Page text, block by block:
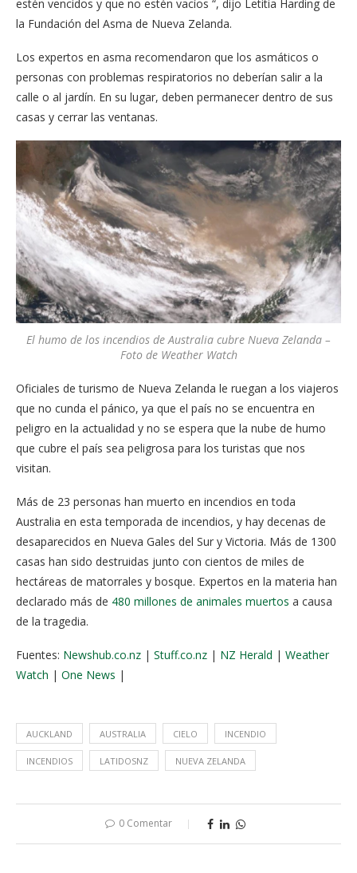
estén vencidos y que no estén vacíos “, dijo Letitia Harding de
la Fundación del Asma de Nueva Zelanda.
Los expertos en asma recomendaron que los asmáticos o
personas con problemas respiratorios no deberían salir a la
calle o al jardín. En su lugar, deben permanecer dentro de sus
casas y cerrar las ventanas.
El humo de los incendios de Australia cubre Nueva Zelanda –
Foto de Weather Watch
Oficiales de turismo de Nueva Zelanda le ruegan a los viajeros
que no cunda el pánico, ya que el país no se encuentra en
peligro en la actualidad y no se espera que la nube de humo
que cubre el país sea peligrosa para los turistas que nos
visitan.
Más de 23 personas han muerto en incendios en toda
Australia en esta temporada de incendios, y hay decenas de
desaparecidos en Nueva Gales del Sur y Victoria. Más de 1300
casas han sido destruidas junto con cientos de miles de
hectáreas de matorrales y bosque. Expertos en la materia han
declarado más de 480 millones de animales muertos a causa
de la tragedia.
Fuentes: Newshub.co.nz | Stuff.co.nz | NZ Herald | Weather
Watch | One News |
AUCKLAND AUSTRALIA CIELO INCENDIO
INCENDIOS LATIDOSNZ NUEVA ZELANDA
0 Comentar